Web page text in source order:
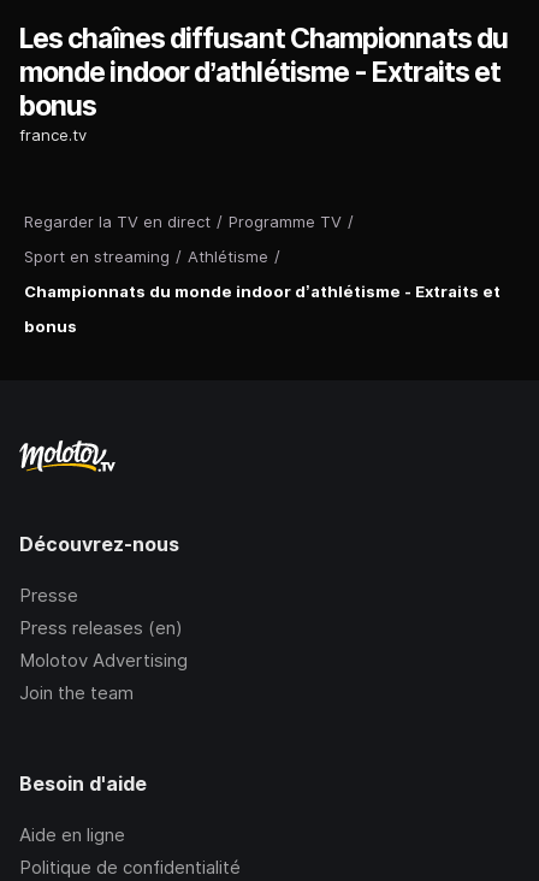
Regarder la TV en direct / Programme TV /
Sport en streaming / Athlétisme /
Championnats du monde indoor d’athlétisme - Extraits et
bonus
Les chaînes diffusant Championnats du
monde indoor d’athlétisme - Extraits et
bonus
france.tv
Découvrez-nous
Presse
Press releases (en)
Molotov Advertising
Join the team
Besoin d'aide
Aide en ligne
Politique de confidentialité